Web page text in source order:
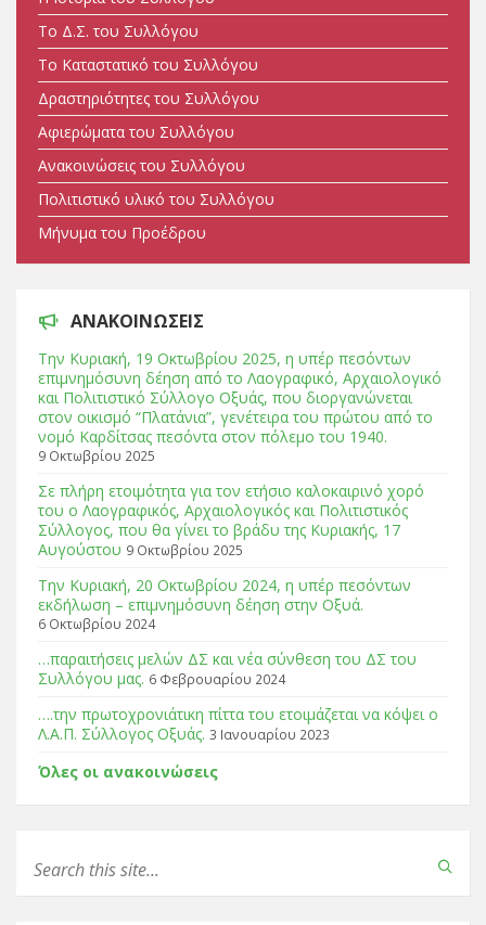
Tο Δ.Σ. του Συλλόγου
Tο Καταστατικό του Συλλόγου
Δραστηριότητες του Συλλόγου
Αφιερώματα του Συλλόγου
Ανακοινώσεις του Συλλόγου
Πολιτιστικό υλικό του Συλλόγου
Μήνυμα του Προέδρου
ΑΝΑΚΟΙΝΩΣΕΙΣ
Tην Κυριακή, 19 Οκτωβρίου 2025, η υπέρ πεσόντων
επιμνημόσυνη δέηση από το Λαογραφικό, Αρχαιολογικό
και Πολιτιστικό Σύλλογο Οξυάς, που διοργανώνεται
στον οικισμό “Πλατάνια”, γενέτειρα του πρώτου από το
νομό Καρδίτσας πεσόντα στον πόλεμο του 1940.
9 Οκτωβρίου 2025
Σε πλήρη ετοιμότητα για τον ετήσιο καλοκαιρινό χορό
του ο Λαογραφικός, Αρχαιολογικός και Πολιτιστικός
Σύλλογος, που θα γίνει το βράδυ της Κυριακής, 17
Αυγούστου 9 Οκτωβρίου 2025
Tην Κυριακή, 20 Οκτωβρίου 2024, η υπέρ πεσόντων
εκδήλωση – επιμνημόσυνη δέηση στην Οξυά.
6 Οκτωβρίου 2024
…παραιτήσεις μελών ΔΣ και νέα σύνθεση του ΔΣ του
Συλλόγου μας. 6 Φεβρουαρίου 2024
….την πρωτοχρονιάτικη πίττα του ετοιμάζεται να κόψει ο
Λ.Α.Π. Σύλλογος Οξυάς. 3 Ιανουαρίου 2023
Όλες οι ανακοινώσεις